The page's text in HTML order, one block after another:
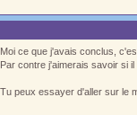
Moi ce que j'avais conclus,
Par contre j'aimerais savoir si
Tu peux essayer d'aller sur le